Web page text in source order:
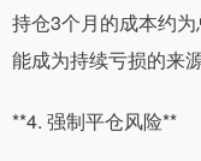
持仓3个月的成本约
能成为持续亏损的来源
**4. 强制平仓风险**